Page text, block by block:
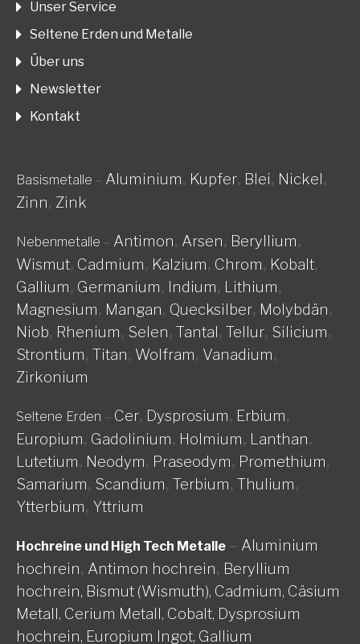
Unser Service
Seltene Erden und Metalle
Über uns
Newsletter
Kontakt
Basismetalle – Aluminium, Kupfer, Blei, Nickel,
Zinn, Zink
Nebenmetalle – Antimon, Arsen, Beryllium,
Wismut, Cadmium, Kalzium, Chrom, Kobalt,
Gallium, Germanium, Indium, Lithium,
Magnesium, Mangan, Quecksilber, Molybdän,
Niob, Rhenium, Selen, Tantal, Tellur, Silicium,
Strontium, Titan, Wolfram, Vanadium,
Zirkonium
Seltene Erden – Cer, Dysprosium, Erbium,
Europium, Gadolinium, Holmium, Lanthan,
Lutetium, Neodym, Praseodym, Promethium,
Samarium, Scandium, Terbium, Thulium,
Ytterbium, Yttrium
Hochreine und High Tech Metalle – Aluminium
hochrein, Antimon hochrein, Beryllium
hochrein, Bismut (Wismuth), Cadmium, Cäsium
Metall, Cerium Metall, Cobalt, Dysprosium
hochrein, Europium Ingot, Gallium